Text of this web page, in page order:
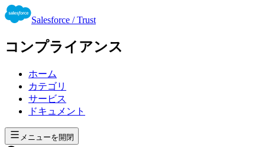
Salesforce / Trust
コンプライアンス
ホーム
カテゴリ
サービス
ドキュメント
メニューを開閉